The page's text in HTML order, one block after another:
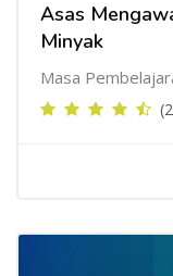
Asas
Minyak
Masa